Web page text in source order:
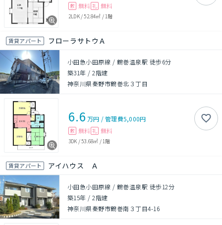
敷 無料 礼 無料
2LDK/52.84㎡ / 1階
賃貸アパート フローラサトウＡ
小田急小田原線 / 鶴巻温泉駅 徒歩6分
築31年 /2階建
神奈川県秦野市鶴巻北３丁目
6.6 万円 /管理費5,000円
敷 無料 礼 無料
3DK /53.68㎡ / 1階
賃貸アパート アイハウス Ａ
小田急小田原線 / 鶴巻温泉駅 徒歩12分
築15年 /2階建
神奈川県秦野市鶴巻南３丁目4-16